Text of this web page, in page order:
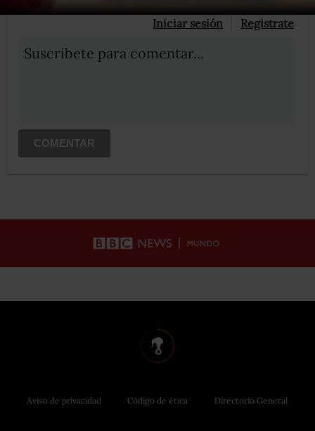
Iniciar sesión Registrate
Suscribete para comentar...
COMENTAR
Aviso de privacidad Código de ética Directorio General